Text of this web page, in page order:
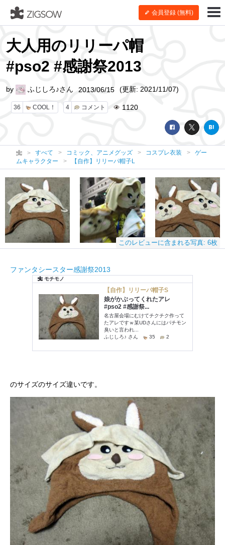
会員登録 (無料)
大人用のリリーパ帽
#pso2 #感謝祭2013
36 COOL！ 4 コメント 1120
by ふじしろ♪さん 2013/06/15 (更新: 2021/11/07)
すべて コミック、アニメグッズ コスプレ衣装
ゲー
ムキャラクター
【自作】リリーパ帽子L
このレビューに含まれる写真: 6枚
ファンタシースター感謝祭2013
のサイズのサイズ違いです。